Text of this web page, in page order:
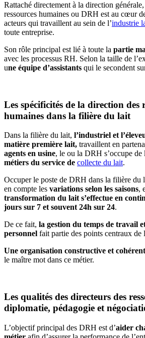
Rattaché directement à la direction
ressources humaines ou DRH est au cœur
acteurs qui travaillent au sein de l’industrie
toute entreprise.
Son rôle principal est lié à toute la partie
avec les processus RH. Selon la taille de
une équipe d’assistants qui le secondent
Les spécificités de la direction des
humaines dans la filière du lait
Dans la filière du lait, l’industriel et
matière première lait, travaillent en
agents en usine, le ou la DRH s’occupe de
métiers du service de collecte du lait.
Occuper le poste de DRH dans la filière du
en compte les variations selon les saisons,
transformation du lait s’effectue en
jours sur 7 et souvent 24h sur 24.
De ce fait, la gestion du temps de travail
personnel fait partie des points centraux
Une organisation constructive et
le maître mot dans ce métier.
Les qualités des directeurs des
diplomatie, pédagogie et
L’objectif principal des DRH est d’aider